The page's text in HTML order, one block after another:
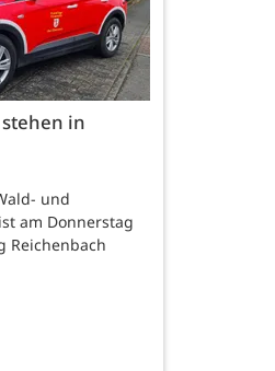
in
und
am Donnerstag
Reichenbach